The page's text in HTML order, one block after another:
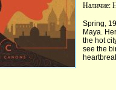
Наличие:
Spring,
Maya.
the hot
see the